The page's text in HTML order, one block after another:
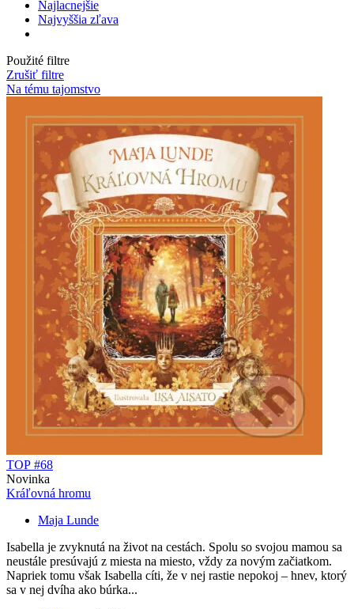
Najlacnejšie
Najvyššia zľava
Použité filtre
Zrušiť filtre
Na tému tajomstvo
TOP #68
Novinka
Kráľovná hromu
Maja Lunde
Isabella je zvyknutá na život na cestách. Spolu so svojou mamou sa
neustále presúvajú z miesta na miesto, vždy za novým začiatkom.
Napriek tomu však Isabella cíti, že v nej rastie nepokoj – hnev, ktorý
sa v nej dvíha ako búrka...